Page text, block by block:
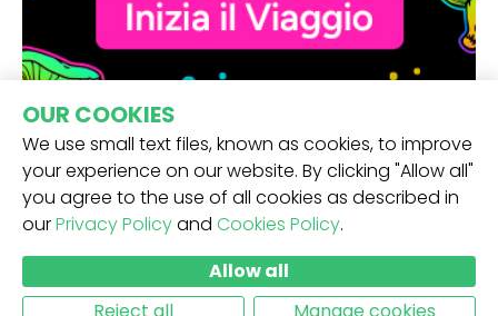
RICEVI LA NOSTRA NEWSLETTER -
INVIO
OUR COOKIES
We use small text files, known as cookies, to improve
your experience on our website. By clicking "Allow all"
you agree to the use of all cookies as described in
ourPrivacy Policyand Cookies Policy.
Allow all